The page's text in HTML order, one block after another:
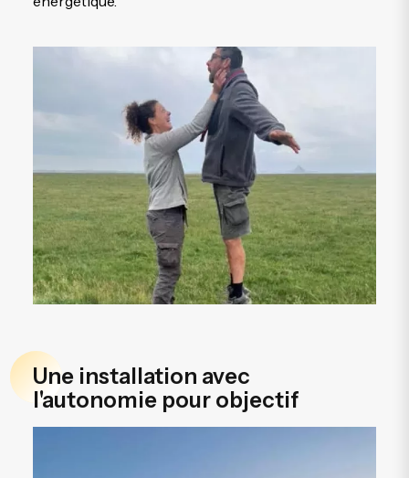
Une installation avec
l'autonomie pour objectif